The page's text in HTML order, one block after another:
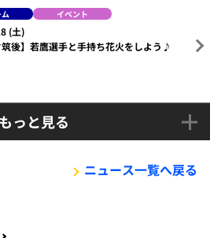
イベント
(土)
筑後】若鷹選手と手持ち花火をしよう♪
もっと見る
ニュース一覧へ戻る